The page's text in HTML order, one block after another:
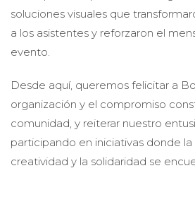
soluciones visuales que
a los asistentes y reforzaron el
evento.
Desde aquí, queremos felicitar a
organización y el compromiso
comunidad, y reiterar nuestro
participando en iniciativas donde la
creatividad y la solidaridad se